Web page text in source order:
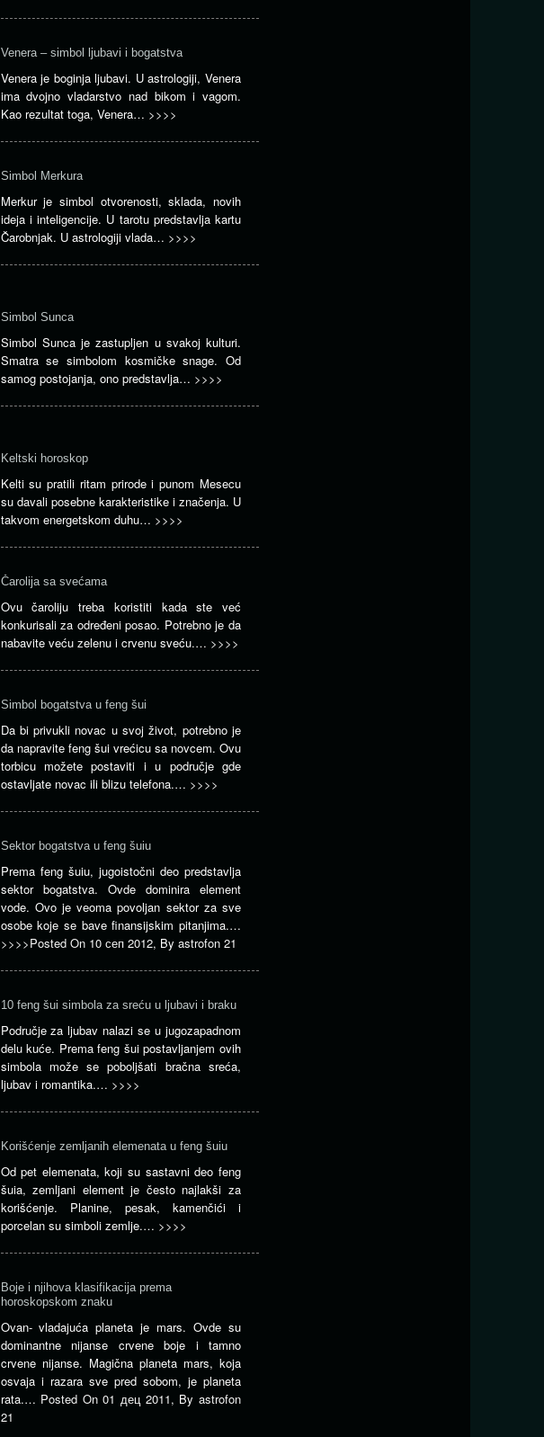
Venera – simbol ljubavi i bogatstva
Venera je boginja ljubavi. U astrologiji, Venera
ima dvojno vladarstvo nad bikom i vagom.
Kao rezultat toga, Venera… >>>>
Simbol Merkura
Merkur je simbol otvorenosti, sklada, novih
ideja i inteligencije. U tarotu predstavlja kartu
Čarobnjak. U astrologiji vlada… >>>>
Simbol Sunca
Simbol Sunca je zastupljen u svakoj kulturi.
Smatra se simbolom kosmičke snage. Od
samog postojanja, ono predstavlja… >>>>
Keltski horoskop
Kelti su pratili ritam prirode i punom Mesecu
su davali posebne karakteristike i značenja. U
takvom energetskom duhu… >>>>
Čarolija sa svećama
Ovu čaroliju treba koristiti kada ste već
konkurisali za određeni posao. Potrebno je da
nabavite veću zelenu i crvenu sveću.… >>>>
Simbol bogatstva u feng šui
Da bi privukli novac u svoj život, potrebno je
da napravite feng šui vrećicu sa novcem. Ovu
torbicu možete postaviti i u područje gde
ostavljate novac ili blizu telefona.… >>>>
Sektor bogatstva u feng šuiu
Prema feng šuiu, jugoistočni deo predstavlja
sektor bogatstva. Ovde dominira element
vode. Ovo je veoma povoljan sektor za sve
osobe koje se bave finansijskim pitanjima.…
>>>>Posted On 10 сеп 2012, By astrofon 21
10 feng šui simbola za sreću u ljubavi i braku
Područje za ljubav nalazi se u jugozapadnom
delu kuće. Prema feng šui postavljanjem ovih
simbola može se poboljšati bračna sreća,
ljubav i romantika.… >>>>
Korišćenje zemljanih elemenata u feng šuiu
Od pet elemenata, koji su sastavni deo feng
šuia, zemljani element je često najlakši za
korišćenje. Planine, pesak, kamenčići i
porcelan su simboli zemlje.… >>>>
Boje i njihova klasifikacija prema
horoskopskom znaku
Ovan- vladajuća planeta je mars. Ovde su
dominantne nijanse crvene boje i tamno
crvene nijanse. Magična planeta mars, koja
osvaja i razara sve pred sobom, je planeta
rata.… Posted On 01 дец 2011, By astrofon
21